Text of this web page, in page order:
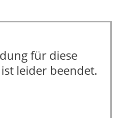
für diese
leider beendet.